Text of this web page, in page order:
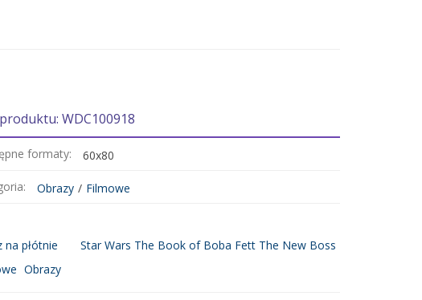
WDC100918
formaty: 60x80
Obrazy / Filmowe
na płótnie
Star Wars The Book of Boba Fett The New Boss
Obrazy